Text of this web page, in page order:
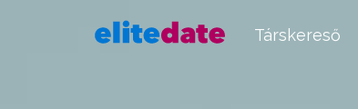
Társkereső